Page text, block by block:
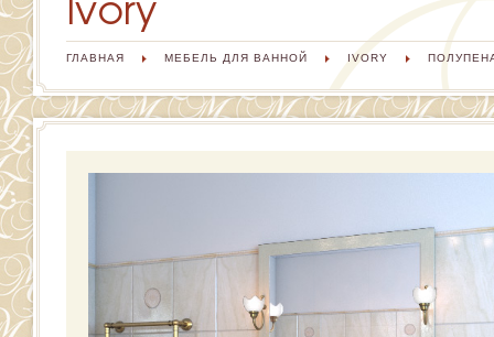
Ivory
ГЛАВНАЯ МЕБЕЛЬ ДЛЯ ВАННОЙ IVORY